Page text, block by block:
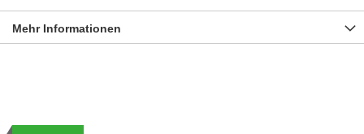
Mehr Informationen